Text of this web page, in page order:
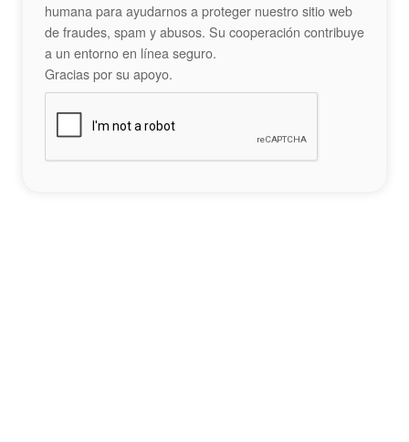
humana para ayudarnos a proteger nuestro sitio web
de fraudes, spam y abusos. Su cooperación contribuye
a un entorno en línea seguro.
Gracias por su apoyo.